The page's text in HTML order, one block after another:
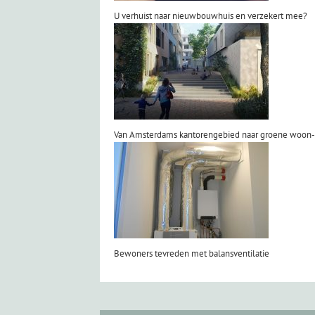
U verhuist naar nieuwbouwhuis en verzekert mee?
Van Amsterdams kantorengebied naar groene
Bewoners tevreden met balansventilatie